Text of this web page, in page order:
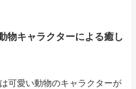
物キャラクターによる癒し
可愛い動物のキャラクターが